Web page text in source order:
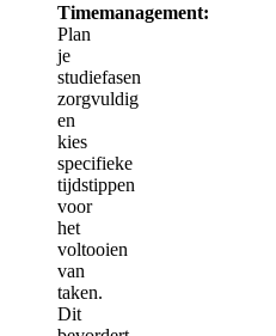
Timemanagement:
Plan
je
studiefasen
zorgvuldig
en
kies
specifieke
tijdstippen
voor
het
voltooien
van
taken.
Dit